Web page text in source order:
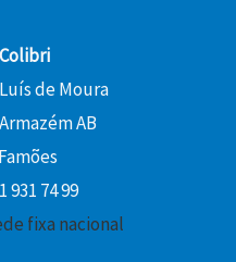
de Moura
AB
931 74 99
fixa nacional